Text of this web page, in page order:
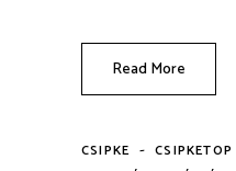
Read More
CSIPKE - CSIPKETOP